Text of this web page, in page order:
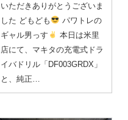
いただきありがとうございま
した どもども
パワトレの
ギャル男っす
本日は米里
店にて、マキタの充電式ドラ
イバドリル「DF003GRDX」
と、純正…